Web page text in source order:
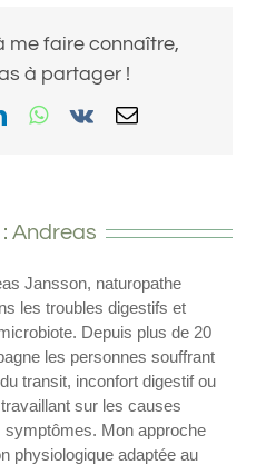
me faire connaître,
à partager !
LinkedInWhatsApp
Vk Email
Andreas
Jansson, naturopathe
les troubles digestifs et
Depuis plus de 20
les personnes souffrant
transit, inconfort digestif ou
sur les causes
symptômes. Mon approche
physiologique adaptée au